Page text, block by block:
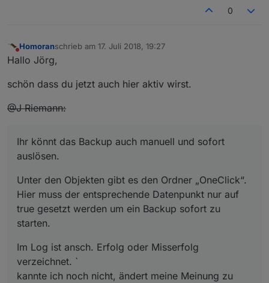
0
Nicht stören
Homoranschrieb am 17. Juli 2018, 19:27
zuletzt editiert von
Hallo Jörg,
schön dass du jetzt auch hier aktiv wirst.
@J Riemann:
Ihr könnt das Backup auch manuell und sofort
auslösen.
Unter den Objekten gibt es den Ordner „OneClick“.
Hier muss der entsprechende Datenpunkt nur auf
true gesetzt werden um ein Backup sofort zu
starten.
Im Log ist ansch. Erfolg oder Misserfolg
verzeichnet. `
kannte ich noch nicht, ändert meine Meinung zu